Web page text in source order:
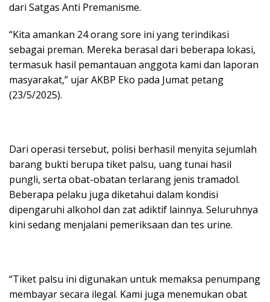
dari Satgas Anti Premanisme.
“Kita amankan 24 orang sore ini yang terindikasi
sebagai preman. Mereka berasal dari beberapa lokasi,
termasuk hasil pemantauan anggota kami dan laporan
masyarakat,” ujar AKBP Eko pada Jumat petang
(23/5/2025).
Dari operasi tersebut, polisi berhasil menyita sejumlah
barang bukti berupa tiket palsu, uang tunai hasil
pungli, serta obat-obatan terlarang jenis tramadol.
Beberapa pelaku juga diketahui dalam kondisi
dipengaruhi alkohol dan zat adiktif lainnya. Seluruhnya
kini sedang menjalani pemeriksaan dan tes urine.
“Tiket palsu ini digunakan untuk memaksa penumpang
membayar secara ilegal. Kami juga menemukan obat